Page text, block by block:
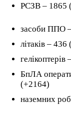
РСЗВ ‒ 1865
засоби ППО
літаків ‒ 436
гелікоптерів
БпЛА
(+2164)
наземних